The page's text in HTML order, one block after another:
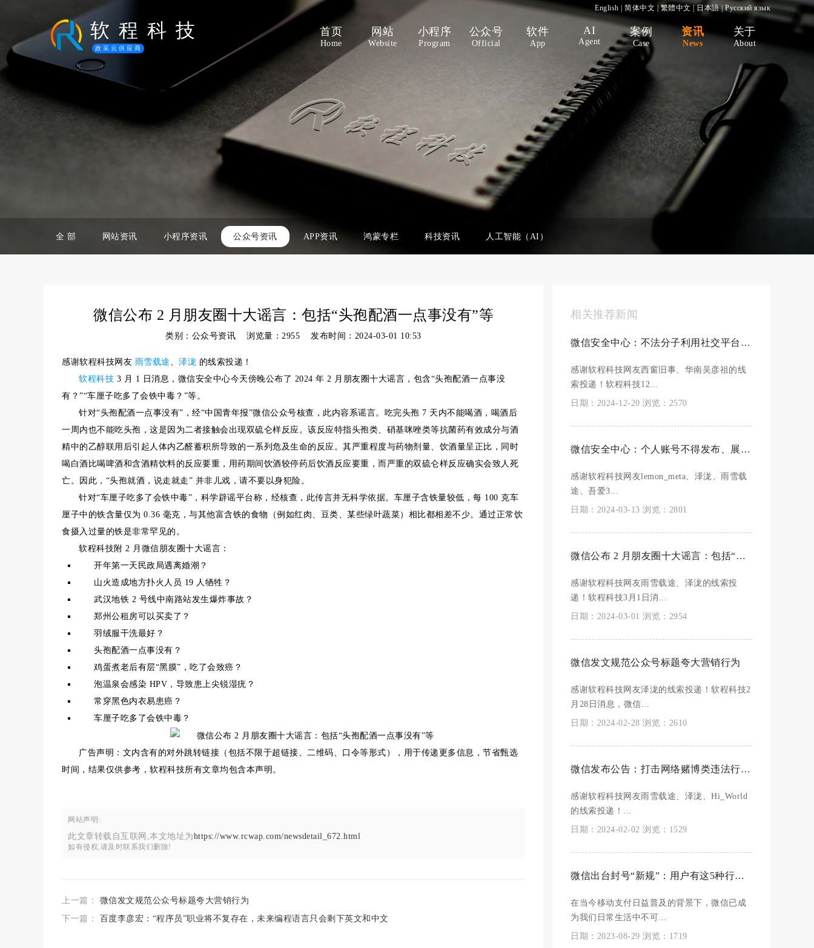
软 程 科 技
政采云供应商
English 简体中文 繁體中文 日本語 | Русский язык
首页
Home
网站
Website
小程序
Program
公众号
Official
软件
App
AI
Agent
案例
Case
资讯
News
关于
About
全 部 网站资讯 小程序资讯 公众号资讯 APP资讯 鸿蒙专栏 科技资讯 人工智能（AI）
微信公布 2 月朋友圈十大谣言：包括“头孢配酒一点事没有”等
类别：公众号资讯 浏览量：2955 发布时间：2024-03-01 10:53
感谢软程科技网友 雨雪载途 、 泽泷 的线索投递！
软程科技 3 月 1 日消息，微信安全中心今天傍晚公布了 2024 年 2 月朋友圈十大谣言，包含“头孢配酒一点事没
有？”“车厘子吃多了会铁中毒？”等。
针对“头孢配酒一点事没有”，经“中国青年报”微信公众号核查，此内容系谣言。 吃完头孢 7 天内不能喝酒，喝酒后
一周内也不能吃头孢，这是因为二者接触会出现双硫仑样反应。该反应特指头孢类、硝基咪唑类等抗菌药有效成分与酒
精中的乙醇联用后引起人体内乙醛蓄积所导致的一系列危及生命的反应。其严重程度与药物剂量、饮酒量呈正比，同时
喝白酒比喝啤酒和含酒精饮料的反应要重，用药期间饮酒较停药后饮酒反应要重，而严重的双硫仑样反应确实会致人死
亡。因此，“头孢就酒，说走就走” 并非儿戏，请不要以身犯险。
针对“车厘子吃多了会铁中毒”，科学辟谣平台称，经核查，此传言并无科学依据。车厘子含铁量较低，每 100 克车
厘子中的铁含量仅为 0.36 毫克，与其他富含铁的食物（例如红肉、豆类、某些绿叶蔬菜）相比都相差不少。 通过正常饮
食摄入过量的铁是非常罕见的 。
软程科技附 2 月微信朋友圈十大谣言：
开年第一天民政局遇离婚潮？
山火造成地方扑火人员 19 人牺牲？
武汉地铁 2 号线中南路站发生爆炸事故？
郑州公租房可以买卖了？
羽绒服干洗最好？
头孢配酒一点事没有？
鸡蛋煮老后有层“黑膜”，吃了会致癌？
泡温泉会感染 HPV，导致患上尖锐湿疣？
常穿黑色内衣易患癌？
车厘子吃多了会铁中毒？
广告声明：文内含有的对外跳转链接（包括不限于超链接、二维码、口令等形式），用于传递更多信息，节省甄选
时间，结果仅供参考，软程科技所有文章均包含本声明。
网站声明:
此文章转载自互联网,本文地址为https://www.rcwap.com/newsdetail_672.html
如有侵权,请及时联系我们删除!
上一篇： 微信发文规范公众号标题夸大营销行为
下一篇： 百度李彦宏：“程序员”职业将不复存在，未来编程语言只会剩下英文和中文
相关推荐新闻
微信安全中心：不法分子利用社交平台大范围传播木马病毒，阶梯式处罚相关账号
感谢软程科技网友西窗旧事、华南吴彦祖的线
索投递！软程科技12...
日期：2024-12-20 浏览：2570
微信安全中心：个人账号不得发布、展示、传播各类违禁品售卖信息，最严重面临永久封号处罚
感谢软程科技网友lemon_meta、泽泷、雨雪载
途、吾爱3...
日期：2024-03-13 浏览：2801
微信公布 2 月朋友圈十大谣言：包括“头孢配酒一点事没有”等
感谢软程科技网友雨雪载途、泽泷的线索投
递！软程科技3月1日消...
日期：2024-03-01 浏览：2954
微信发文规范公众号标题夸大营销行为
感谢软程科技网友泽泷的线索投递！软程科技2
月28日消息，微信...
日期：2024-02-28 浏览：2610
微信发布公告：打击网络赌博类违法行为，涉赌账号将被限制支付能力、封号
感谢软程科技网友雨雪载途、泽泷、Hi_World
的线索投递！...
日期：2024-02-02 浏览：1529
微信出台封号“新规”：用户有这5种行为，将面临“封号”危险
在当今移动支付日益普及的背景下，微信已成
为我们日常生活中不可...
日期：2023-08-29 浏览：1719